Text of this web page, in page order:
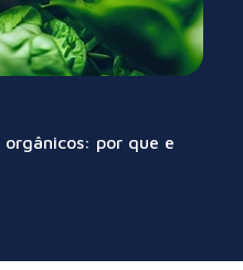
por que e